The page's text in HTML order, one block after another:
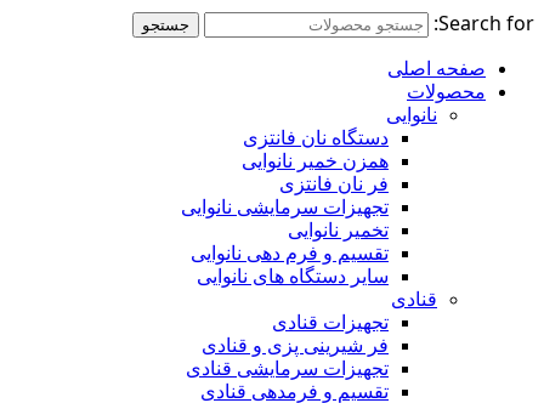
Search for: جستجو
صفحه اصلی
محصولات
نانوایی
دستگاه نان فانتزی
همزن خمیر نانوایی
فر نان فانتزی
تجهیزات سرمایشی نانوایی
تخمیر نانوایی
تقسیم و فرم دهی نانوایی
سایر دستگاه های نانوایی
قنادی
تجهیزات قنادی
فر شیرینی پزی و قنادی
تجهیزات سرمایشی قنادی
تقسیم و فرمدهی قنادی